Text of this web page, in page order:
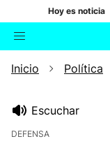
Hoy es noticia
Buscador
Inicio Política
Escuchar
DEFENSA